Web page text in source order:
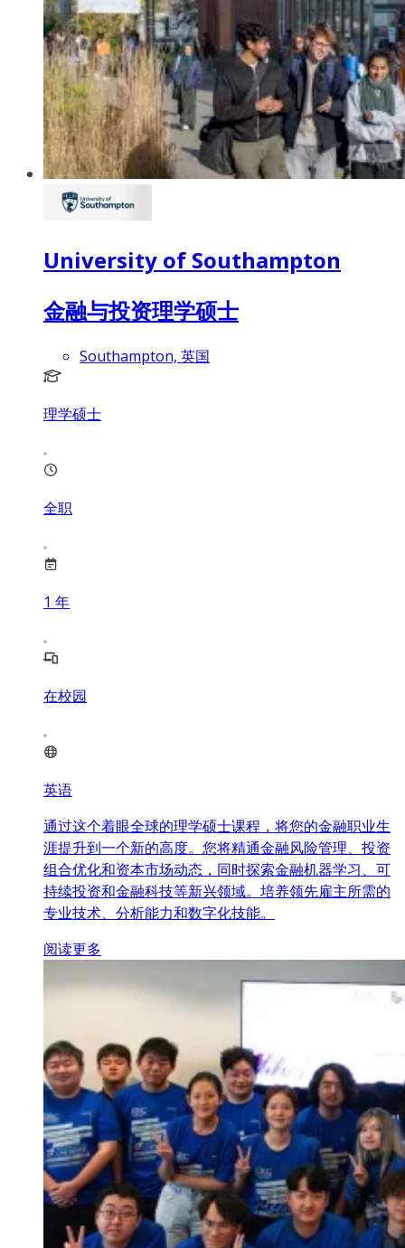
University of Southampton
金融与投资理学硕士
Southampton, 英国
理学硕士
全职
1 年
在校园
英语
通过这个着眼全球的理学硕士课程，将您的金融职业生
涯提升到一个新的高度。您将精通金融风险管理、投资
组合优化和资本市场动态，同时探索金融机器学习、可
持续投资和金融科技等新兴领域。培养领先雇主所需的
专业技术、分析能力和数字化技能。
阅读更多